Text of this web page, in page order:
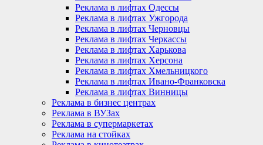
Реклама в лифтах Одессы
Реклама в лифтах Ужгорода
Реклама в лифтах Черновцы
Реклама в лифтах Черкассы
Реклама в лифтах Харькова
Реклама в лифтах Херсона
Реклама в лифтах Хмельницкого
Реклама в лифтах Ивано-Франковска
Реклама в лифтах Винницы
Реклама в бизнес центрах
Реклама в ВУЗах
Реклама в супермаркетах
Реклама на стойках